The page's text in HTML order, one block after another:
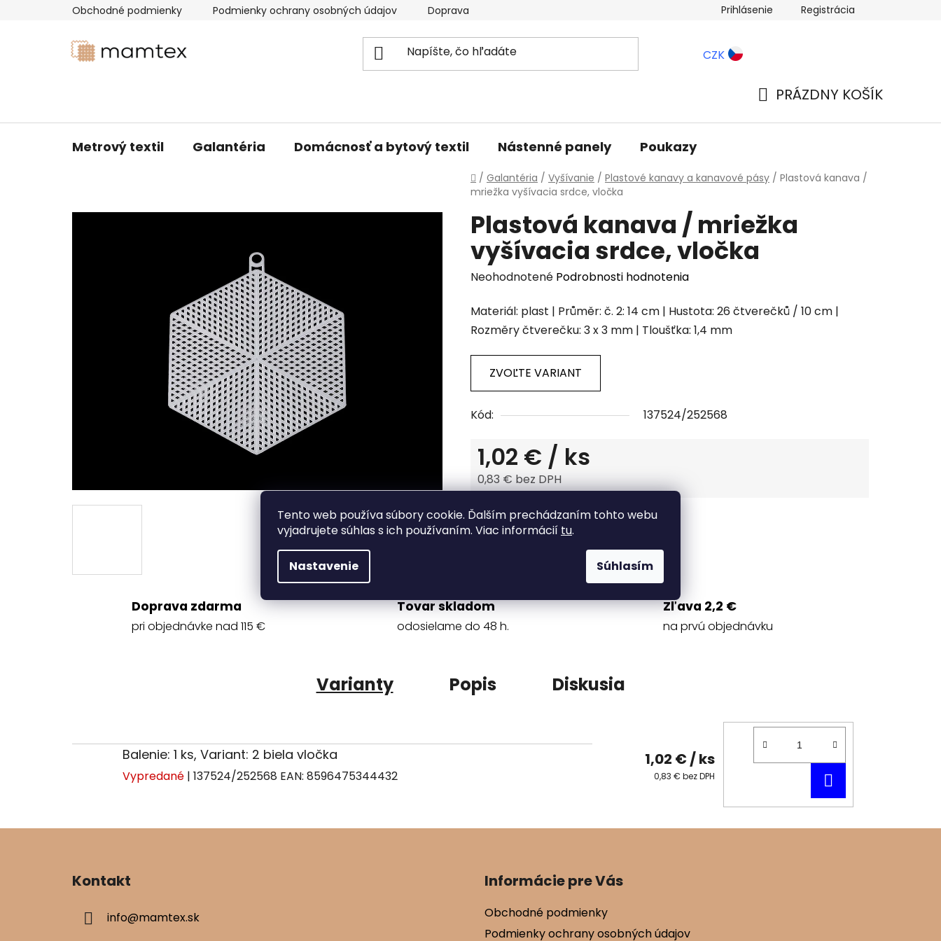
Tento web používa súbory cookie. Ďalším prechádzaním tohto webu
vyjadrujete súhlas s ich používaním. Viac informácií tu.
Nastavenie Súhlasím
Obchodné podmienky Podmienky ochrany osobných údajov Doprava a platba Blog
Prihlásenie Registrácia
CZK
PRÁZDNY KOŠÍK
Metrový textil Galantéria Domácnosť a bytový textil Nástenné panely Poukazy
Domov
/ Galantéria / Vyšívanie / Plastové kanavy a kanavové pásy / Plastová kanava /
mriežka vyšívacia srdce, vločka
Plastová kanava / mriežka
vyšívacia srdce, vločka
Priemerné
produktu
je
0,0
5
hviezdičiek.
Neohodnotené Podrobnosti hodnotenia
Materiál: plast | Průměr: č. 2: 14 cm | Hustota: 26 čtverečků / 10 cm |
Rozměry čtverečku: 3 x 3 mm | Tloušťka: 1,4 mm
ZVOĽTE VARIANT
Kód: 137524/252568
1,02 € / ks
0,83 € bez DPH
Tlač
Opýtať sa Strážiť
Doprava zdarma
pri objednávke nad 115 €
Tovar skladom
odosielame do 48 h.
Zľava 2,2 €
na prvú objednávku
Varianty Popis Diskusia
Balenie: 1 ks, Variant: 2 biela vločka
Vypredané | 137524/252568 EAN: 8596475344432
1,02 € / ks
0,83 € bez DPH
KOŠÍKA
Kontakt
info@mamtex.sk
Informácie pre Vás
Obchodné podmienky
Podmienky ochrany osobných údajov